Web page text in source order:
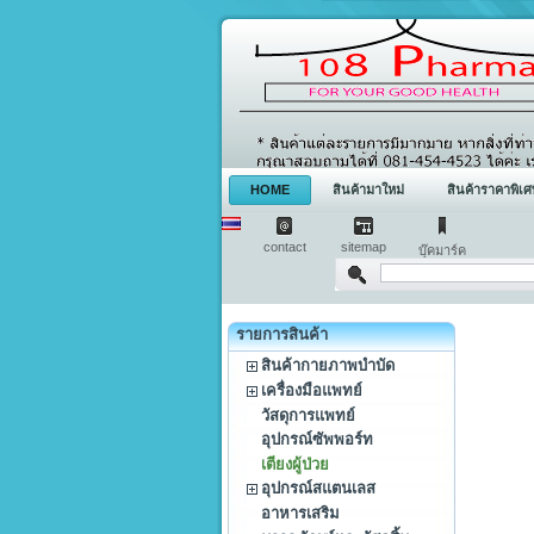
HOME สินค้ามาใหม่ สินค้าราคาพิเ
contact sitemap บุ๊คมาร์ค
รายการสินค้า
สินค้ากายภาพบำบัด
เครื่องมือแพทย์
วัสดุการแพทย์
อุปกรณ์ซัพพอร์ท
เตียงผู้ป่วย
อุปกรณ์สแตนเลส
อาหารเสริม